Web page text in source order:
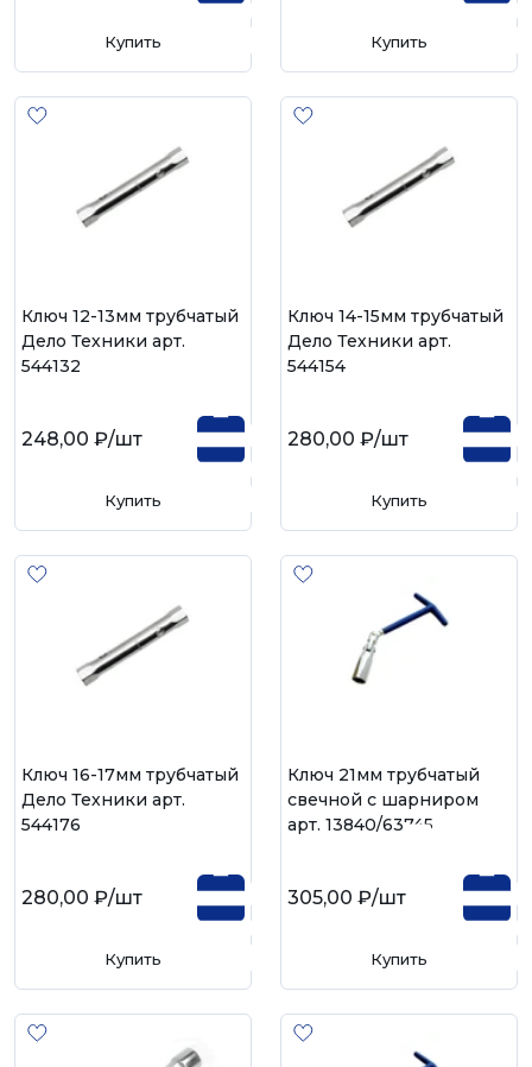
Купить Купить
Ключ 12-13мм трубчатый
Дело Техники арт.
544132
248,00 ₽/шт
Купить
Ключ 14-15мм трубчатый
Дело Техники арт.
544154
280,00 ₽/шт
Купить
Ключ 16-17мм трубчатый
Дело Техники арт.
544176
280,00 ₽/шт
Купить
Ключ 21мм трубчатый
свечной с шарниром
арт. 13840/63745
305,00 ₽/шт
Купить